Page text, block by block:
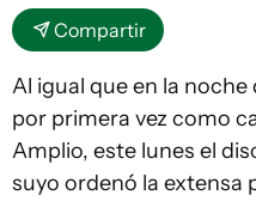
Compartir
Al igual que en la
por primera vez como
Amplio, este lunes el
suyo ordenó la extensa